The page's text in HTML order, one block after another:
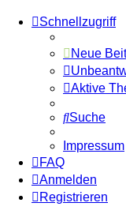
Schnellzugriff
Neue
Aktive
Suche
Impressum
FAQ
Anmelden
Registrieren